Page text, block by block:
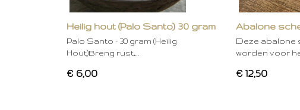
Heilig hout (Palo Santo) 30 gram
Palo Santo – 30 gram (Heilig
Hout)Breng rust,…
€ 6,00
Abalone
Deze abalone
worden voor
€ 12,50